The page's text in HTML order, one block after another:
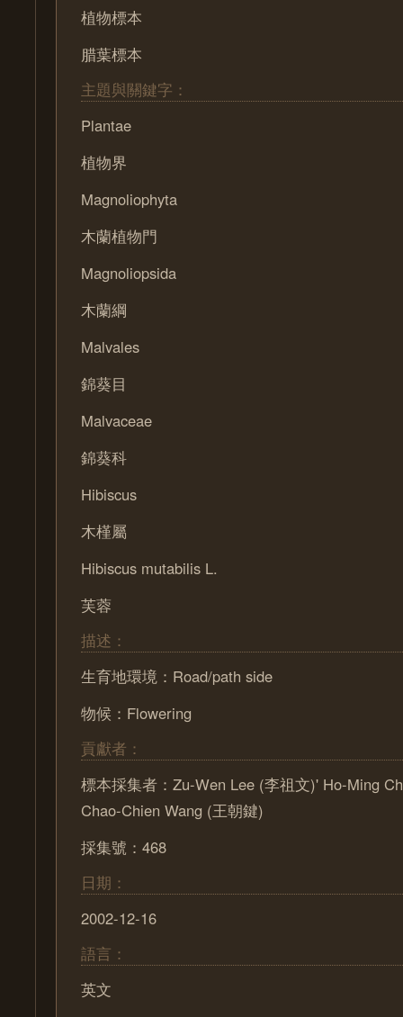
植物標本
腊葉標本
主題與關鍵字：
Plantae
植物界
Magnoliophyta
木蘭植物門
Magnoliopsida
木蘭綱
Malvales
錦葵目
Malvaceae
錦葵科
Hibiscus
木槿屬
Hibiscus mutabilis L.
芙蓉
描述：
生育地環境：Road/path side
物候：Flowering
貢獻者：
標本採集者：Zu-Wen Lee (李祖文)' Ho-Ming
Chao-Chien Wang (王朝鍵)
採集號：468
日期：
2002-12-16
語言：
英文